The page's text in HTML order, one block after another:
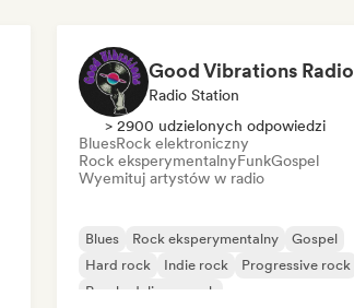
Good Vibrations Radio
Radio Station
> 2900 udzielonych odpowiedzi
BluesRock elektroniczny
Rock eksperymentalnyFunkGospel
Wyemituj artystów w radio
Blues Rock eksperymentalny
Gospel
Hard rock
Indie rock
Progressive rock
Psychedeliczny rock